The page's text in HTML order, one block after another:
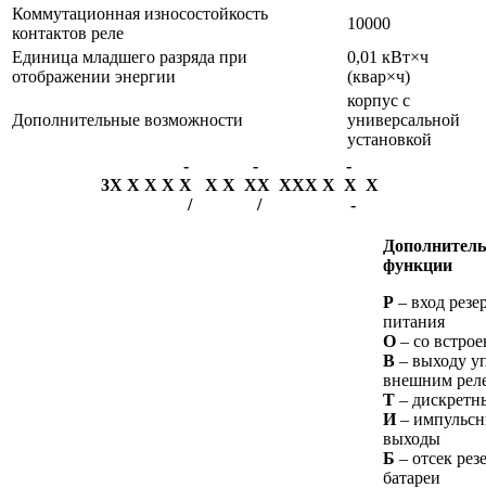
Коммутационная износостойкость
контактов реле
10000
Единица младшего разряда при
отображении энергии
0,01 кВт×ч
(квар×ч)
Дополнительные возможности
корпус с
универсальной
установкой
3X X X X
-
X
/
X X
-
XX
/
XXX X
-
X
-
X
функции
Р – вход
питания
О – со
В – выходу
внешним
Т –
И–
выходы
Б – отсек
батареи